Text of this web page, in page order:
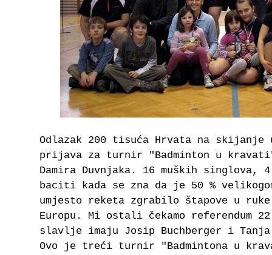
Odlazak 200 tisuća Hrvata na
prijava za turnir "Badminton u
Damira Duvnjaka. 16 muških
baciti kada se zna da je 50 %
umjesto reketa zgrabilo štapove u
Europu. Mi ostali čekamo referendum
slavlje imaju Josip Buchberger i
Ovo je treći turnir "Badmintona u